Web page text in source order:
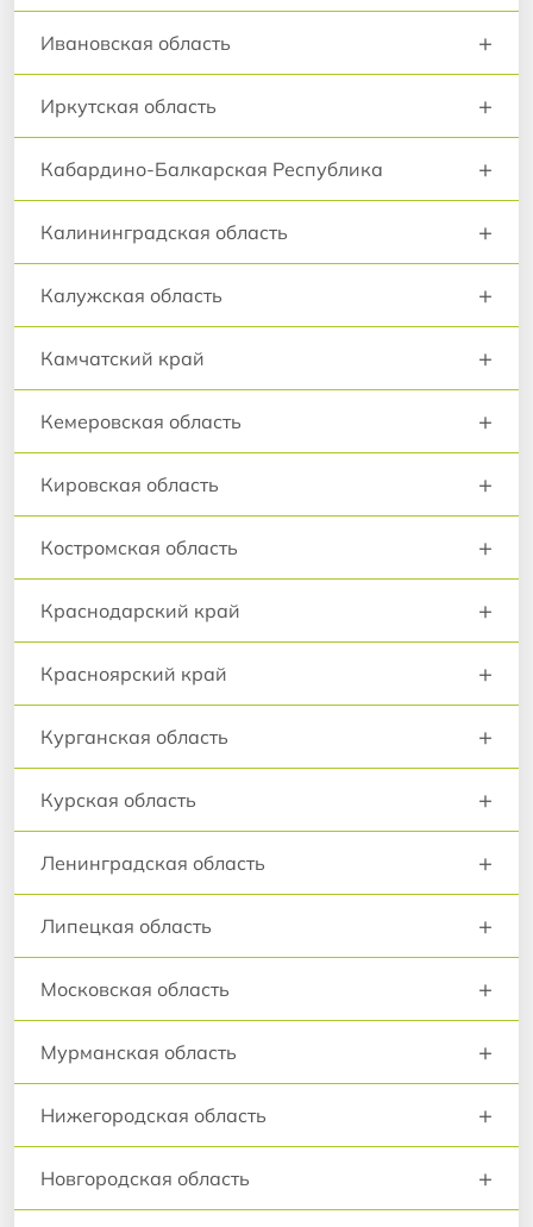
Ивановская область +
Иркутская область +
Кабардино-Балкарская Республика +
Калининградская область +
Калужская область +
Камчатский край +
Кемеровская область +
Кировская область +
Костромская область +
Краснодарский край +
Красноярский край +
Курганская область +
Курская область +
Ленинградская область +
Липецкая область +
Московская область +
Мурманская область +
Нижегородская область +
Новгородская область +